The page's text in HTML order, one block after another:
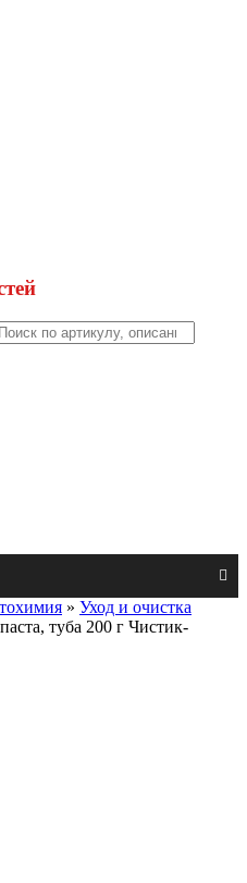
» Уход и очистка
туба 200 г Чистик-